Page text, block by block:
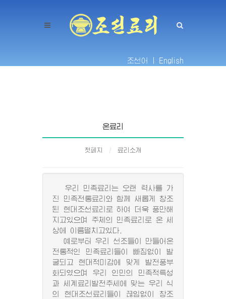
조선어 | English
온료리
첫페지 료리소개
우리 민족료리는 오랜 력사를 가
진 민족전통료리와 함께 새롭게 창조
된 현대조선료리로 하여 더욱 풍만해
지고있으며 주체의 민족료리로 온 세
상에 이름떨치고있다.
예로부터 우리 선조들이 만들어온
전통적인 민족료리들이 빠짐없이 발
굴되고 현대적미감에 맞게 발전풍부
화되였으며 우리 인민의 민족적특성
과 세계료리발전추세에 맞는 우리 식
의 현대조선료리들이 끊임없이 창조